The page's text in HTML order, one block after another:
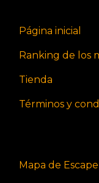
Página inicial
Ranking de los
Tienda
Términos y
Mapa de